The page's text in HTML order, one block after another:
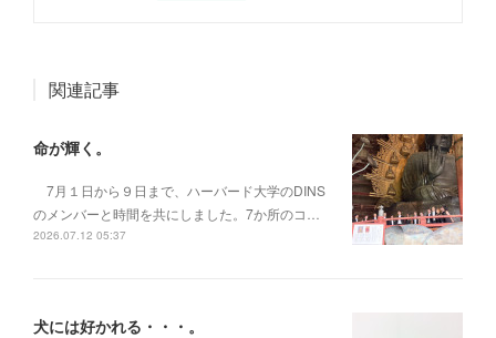
関連記事
命が輝く。
7月１日から９日まで、ハーバード大学のDINS
のメンバーと時間を共にしました。7か所のコ…
2026.07.12 05:37
犬には好かれる・・・。